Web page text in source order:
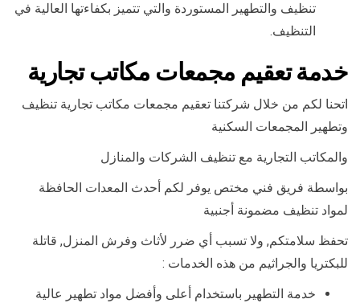
تنظيف والتطهير المستوردة والتي تتميز بكفاءتها العالية في
التنظيف.
خدمة تعقيم مجمعات مكاتب تجارية
اتحنا لكم من خلال شركتنا تعقيم مجمعات مكاتب تجارية تنظيف
وتطهير المجمعات السكنية
والمكاتب التجارية مع تنظيف الشركات والمنازل
بواسطة فريق فني مختص يوفر لكم أحدث المعدات الحافظة
لمواد تنظيف مضمونة أجنبية
تحفظ سلامتكم, ولا تسبب أي ضرر لأثاث وفرش المنزل, قاتلة
للبكتريا والجراثيم من هذه الخدمات :
خدمة التطهير باستخدام أعلى وأفضل مواد تطهير عالية